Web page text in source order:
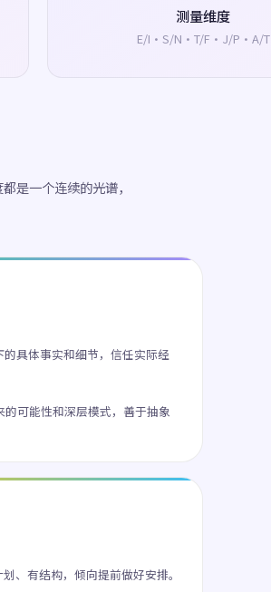
测量维度
E/I·S/N·T/F·J/P·A/T
是一个连续的光谱，
的具体事实和细节，信任实际经
的可能性和深层模式，善于抽象
、有结构，倾向提前做好安排。